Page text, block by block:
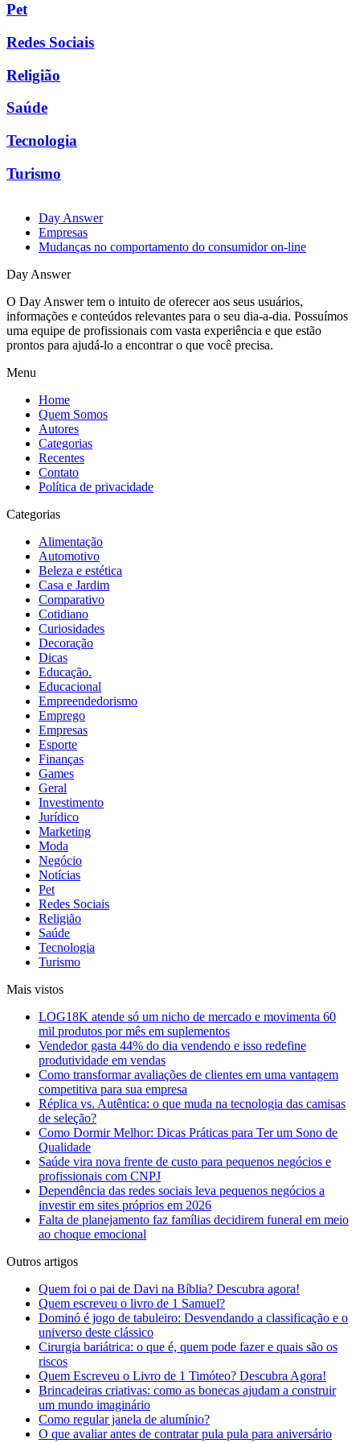
Pet
Redes Sociais
Religião
Saúde
Tecnologia
Turismo
Day Answer
Empresas
Mudanças no comportamento do consumidor on-line
Day Answer
O Day Answer tem o intuito de oferecer aos seus usuários,
informações e conteúdos relevantes para o seu dia-a-dia. Possuímos
uma equipe de profissionais com vasta experiência e que estão
prontos para ajudá-lo a encontrar o que você precisa.
Menu
Home
Quem Somos
Autores
Categorias
Recentes
Contato
Política de privacidade
Categorias
Alimentação
Automotivo
Beleza e estética
Casa e Jardim
Comparativo
Cotidiano
Curiosidades
Decoração
Dicas
Educação.
Educacional
Empreendedorismo
Emprego
Empresas
Esporte
Finanças
Games
Geral
Investimento
Jurídico
Marketing
Moda
Negócio
Notícias
Pet
Redes Sociais
Religião
Saúde
Tecnologia
Turismo
Mais vistos
LOG18K atende só um nicho de mercado e movimenta 60
mil produtos por mês em suplementos
Vendedor gasta 44% do dia vendendo e isso redefine
produtividade em vendas
Como transformar avaliações de clientes em uma vantagem
competitiva para sua empresa
Réplica vs. Autêntica: o que muda na tecnologia das camisas
de seleção?
Como Dormir Melhor: Dicas Práticas para Ter um Sono de
Qualidade
Saúde vira nova frente de custo para pequenos negócios e
profissionais com CNPJ
Dependência das redes sociais leva pequenos negócios a
investir em sites próprios em 2026
Falta de planejamento faz famílias decidirem funeral em meio
ao choque emocional
Outros artigos
Quem foi o pai de Davi na Bíblia? Descubra agora!
Quem escreveu o livro de 1 Samuel?
Dominó é jogo de tabuleiro: Desvendando a classificação e o
universo deste clássico
Cirurgia bariátrica: o que é, quem pode fazer e quais são os
riscos
Quem Escreveu o Livro de 1 Timóteo? Descubra Agora!
Brincadeiras criativas: como as bonecas ajudam a construir
um mundo imaginário
Como regular janela de alumínio?
O que avaliar antes de contratar pula pula para aniversário